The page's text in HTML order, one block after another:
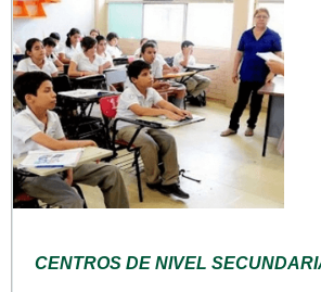
CENTROS DE NIVEL